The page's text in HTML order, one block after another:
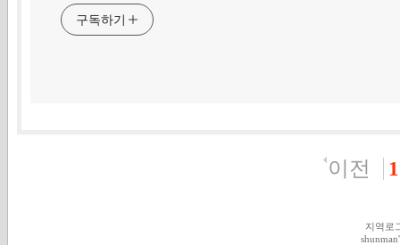
구독하기
이전 1
지역로
shunman